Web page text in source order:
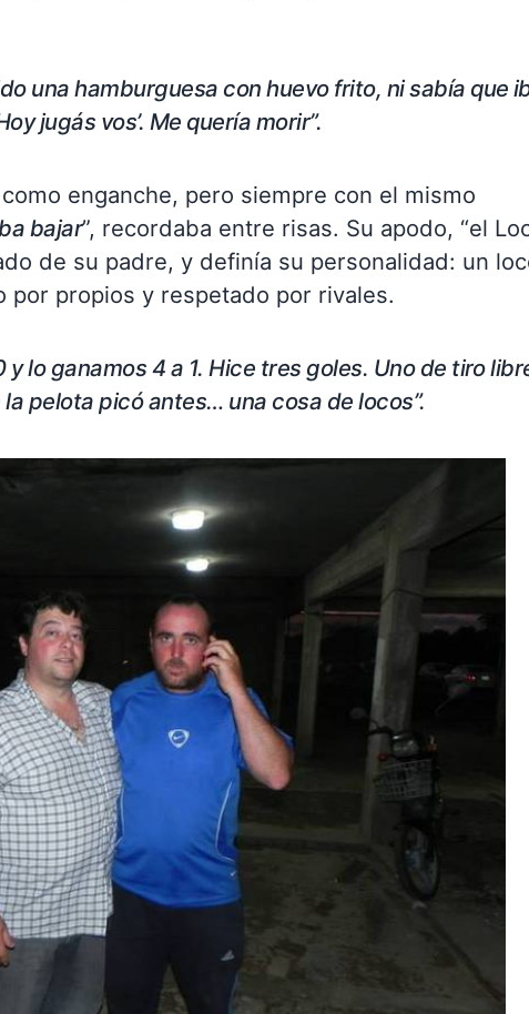
una hamburguesa con huevo frito, ni sabía que
jugás vos’. Me quería morir”.
enganche, pero siempre con el mismo
bajar”, recordaba entre risas. Su apodo, “el
de su padre, y definía su personalidad: un
por propios y respetado por rivales.
lo ganamos 4 a 1. Hice tres goles. Uno de tiro
pelota picó antes… una cosa de locos”.